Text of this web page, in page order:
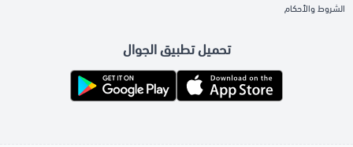
الشروط والأحكام
تحميل تطبيق الجوال